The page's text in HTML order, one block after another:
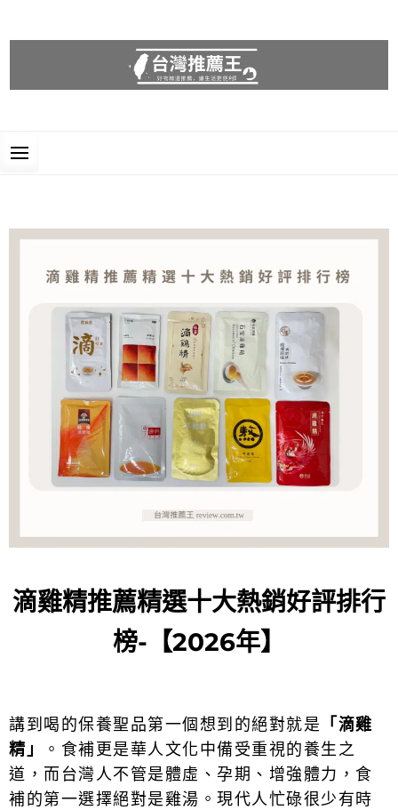
滴雞精推薦精選十大熱銷好評排行
榜-【2026年】
講到喝的保養聖品第一個想到的絕對就是 「滴雞
精」
。食補更是華人文化中備受重視的養生之
道，而台灣人不管是體虛、孕期、增強體力，食
補的第一選擇絕對是雞湯。現代人忙碌很少有時